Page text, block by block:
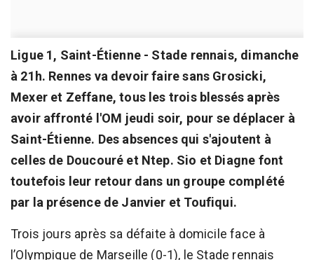
Ligue 1, Saint-Étienne - Stade rennais, dimanche
à 21h. Rennes va devoir faire sans Grosicki,
Mexer et Zeffane, tous les trois blessés après
avoir affronté l'OM jeudi soir, pour se déplacer à
Saint-Étienne. Des absences qui s'ajoutent à
celles de Doucouré et Ntep. Sio et Diagne font
toutefois leur retour dans un groupe complété
par la présence de Janvier et Toufiqui.
Trois jours après sa défaite à domicile face à
l’Olympique de Marseille (0-1), le Stade rennais